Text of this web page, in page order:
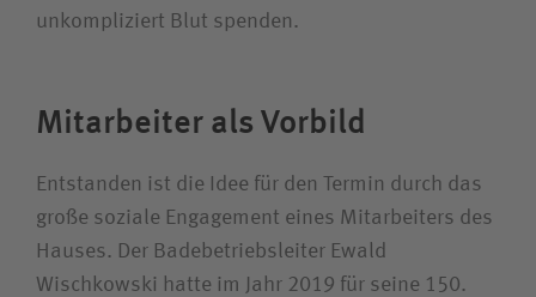
unkompliziert Blut spenden.
Mitarbeiter als Vorbild
Entstanden ist die Idee für den Termin durch das
große soziale Engagement eines Mitarbeiters des
Hauses. Der Badebetriebsleiter Ewald
Wischkowski hatte im Jahr 2019 für seine 150.